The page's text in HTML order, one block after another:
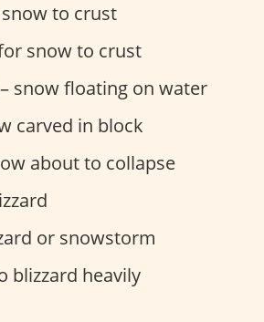
to crust
snow to crust
snow floating on water
carved in block
about to collapse
or snowstorm
blizzard heavily